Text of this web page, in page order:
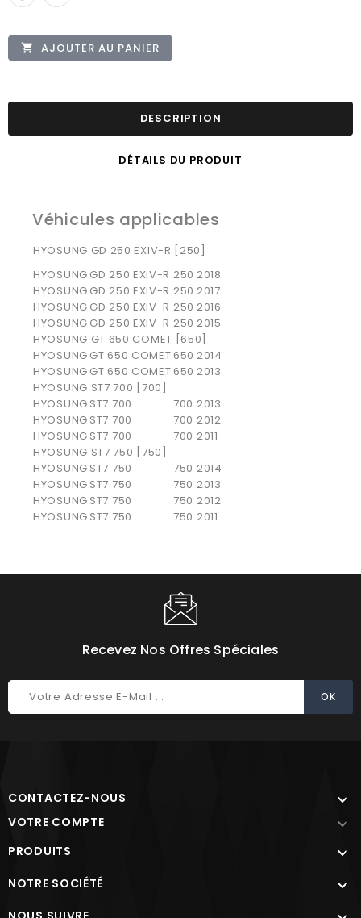
 AJOUTER AU PANIER
DESCRIPTION
DÉTAILS DU PRODUIT
Véhicules applicables
HYOSUNG GD 250 EXIV-R [250]
HYOSUNG GD 250 EXIV-R 250 2018
HYOSUNG GD 250 EXIV-R 250 2017
HYOSUNG GD 250 EXIV-R 250 2016
HYOSUNG GD 250 EXIV-R 250 2015
HYOSUNG GT 650 COMET [650]
HYOSUNG GT 650 COMET 650 2014
HYOSUNG GT 650 COMET 650 2013
HYOSUNG ST7 700 [700]
HYOSUNG ST7 700 700 2013
HYOSUNG ST7 700 700 2012
HYOSUNG ST7 700 700 2011
HYOSUNG ST7 750 [750]
HYOSUNG ST7 750 750 2014
HYOSUNG ST7 750 750 2013
HYOSUNG ST7 750 750 2012
HYOSUNG ST7 750 750 2011
Recevez Nos Offres Spéciales
CONTACTEZ-NOUS 
VOTRE COMPTE 
PRODUITS 
NOTRE SOCIÉTÉ 